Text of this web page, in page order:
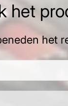
het
het